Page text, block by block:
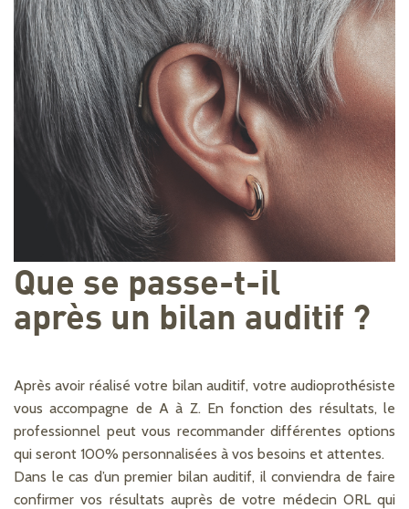
Que se passe-t-il
après un bilan auditif ?
Après avoir réalisé votre bilan auditif, votre audioprothésiste
vous accompagne de A à Z. En fonction des résultats, le
professionnel peut vous recommander différentes options
qui seront 100% personnalisées à vos besoins et attentes.
Dans le cas d’un premier bilan auditif, il conviendra de faire
confirmer vos résultats auprès de votre médecin ORL qui